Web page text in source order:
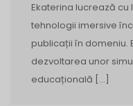
Ekaterina lucrează
tehnologii imersive
publicații în domeniu.
dezvoltarea unor
educațională […]